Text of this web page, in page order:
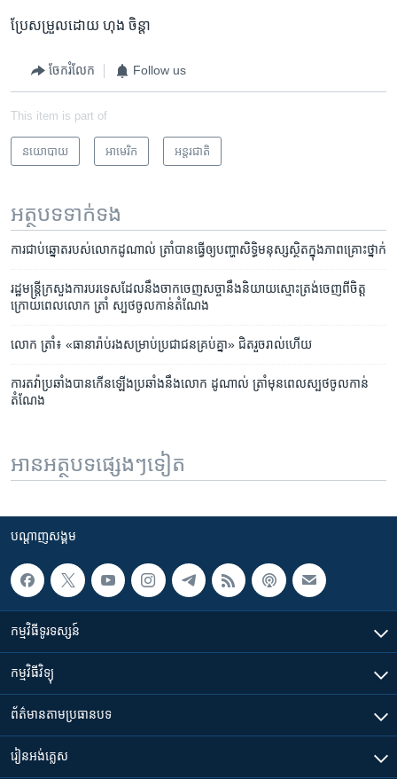
ប្រែសម្រួល​ដោយ ហុង ចិន្តា
ចែករំលែក Follow us
This item is part of
នយោបាយ អាមេរិក​ អន្តរជាតិ
អត្ថបទ​ទាក់ទង
ការ​ជាប់​ឆ្នោត​របស់​លោក​ដូណាល់ ​ត្រាំ​បាន​​ធ្វើ​ឲ្យ​បញ្ហា​សិទ្ធិ​មនុស្ស​ស្ថិត​ក្នុង​ភាព​គ្រោះ​ថ្នាក់
រដ្ឋ​មន្ត្រី​ក្រសួង​ការបរទេសដែល​នឹង​ចាកចេញ​​សច្ចា​នឹង​និយាយ​ស្មោះ​ត្រង់​ចេញ​ពី​ចិត្ត​
ក្រោយ​ពេល​លោក ​​ត្រាំ​ ស្បថ​ចូល​កាន់​តំណែង
លោក​ ត្រាំ​​៖​ «ធានារ៉ាប់រង​សម្រាប់​ប្រជាជនគ្រប់​គ្នា»​​ ជិត​រួចរាល់ហើយ
ការ​តវ៉ា​ប្រឆាំង​បាន​កើន​ឡើង​ប្រឆាំង​នឹង​លោក ដូណាល់​ ត្រាំ​មុន​ពេល​ស្បថ​ចូល​កាន់​
តំណែង
អានអត្ថបទផ្សេងៗទៀត
បណ្តាញ​សង្គម
កម្មវិធី​ទូរទស្សន៍
កម្មវិធី​វិទ្យុ
ព័ត៌មាន​តាមប្រធានបទ​
រៀន​​អង់គ្លេស